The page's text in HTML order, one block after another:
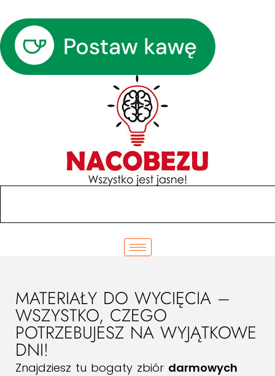
MATERIAŁY DO WYCIĘCIA –
WSZYSTKO, CZEGO
POTRZEBUJESZ NA WYJĄTKOWE
DNI!
Znajdziesz tu bogaty zbiór darmowych